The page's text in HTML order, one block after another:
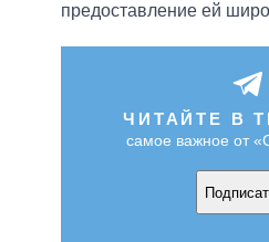
предоставление ей
ЧИТАЙТЕ В
самое важное от